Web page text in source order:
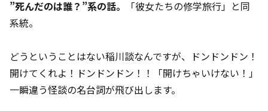
”死んだのは誰？”系の話。
「彼女たちの修学旅行」と同
系統。
どうということはない稲川談なんですが、ドンドンドン！
開けてくれよ！ドンドンドン！！「開けちゃいけない！」
一瞬違う怪談の名台詞が飛び出します。